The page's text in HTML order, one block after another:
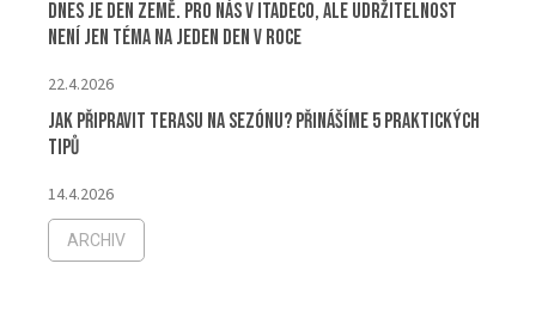
Dnes je Den Země. Pro nás v ITADECO, ale udržitelnost
není jen téma na jeden den v roce
22.4.2026
Jak připravit terasu na sezónu? Přinášíme 5 praktických
tipů
14.4.2026
ARCHIV